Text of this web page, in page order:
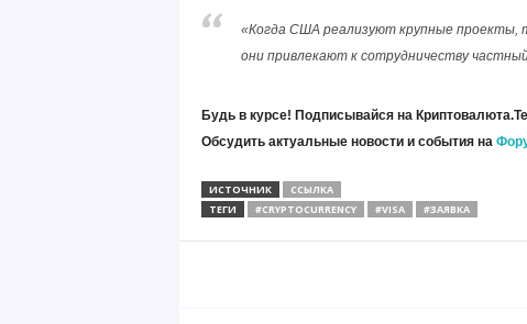
«Когда США реализуют крупные проекты,
они привлекают к сотрудничеству
Будь в курсе! Подписывайся на
Обсудить актуальные новости и события на
ИСТОЧНИК
ССЫЛКА
ТЕГИ
#CRYPTOCURRENCY #VISA #ЗАЯВКА